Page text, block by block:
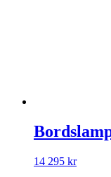
14 295 kr